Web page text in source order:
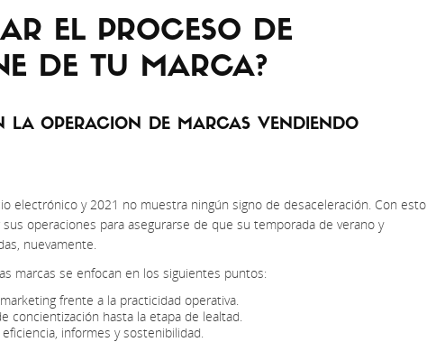
EL PROCESO DE
DE TU MARCA?
LA OPERACION DE MARCAS VENDIENDO
electrónico y 2021 no muestra ningún signo de desaceleración. Con esto
operaciones para asegurarse de que su temporada de verano y
nuevamente.
marcas se enfocan en los siguientes puntos:
frente a la practicidad operativa.
concientización hasta la etapa de lealtad.
informes y sostenibilidad.